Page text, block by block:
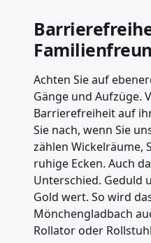
Achten Sie auf
Gänge und Aufzüge.
Barrierefreiheit auf
Sie nach, wenn Sie
zählen Wickelräume,
ruhige Ecken. Auch
Unterschied. Geduld
Gold wert. So wird
Mönchengladbach
Rollator oder